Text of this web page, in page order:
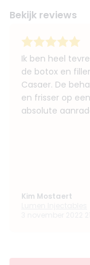
Bekijk reviews
Ik ben heel
de botox en
Casaer. De
en frisser op
absolute
Kim Mostaert